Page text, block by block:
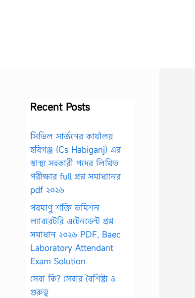
Recent Posts
সিভিল সার্জনের কার্যালয়
হবিগঞ্জ (Cs Habiganj) এর
স্বাস্থ্য সহকারী পদের লিখিত
পরীক্ষার full প্রশ্ন সমাধানের
pdf ২০২৬
পরমাণু শক্তি কমিশন
ল্যাবরেটরি এটেনডেন্ট প্রশ্ন
সমাধান ২০২৬ PDF, Baec
Laboratory Attendant
Exam Solution
সেবা কি? সেবার বৈশিষ্ট্য ও
গুরুত্ব